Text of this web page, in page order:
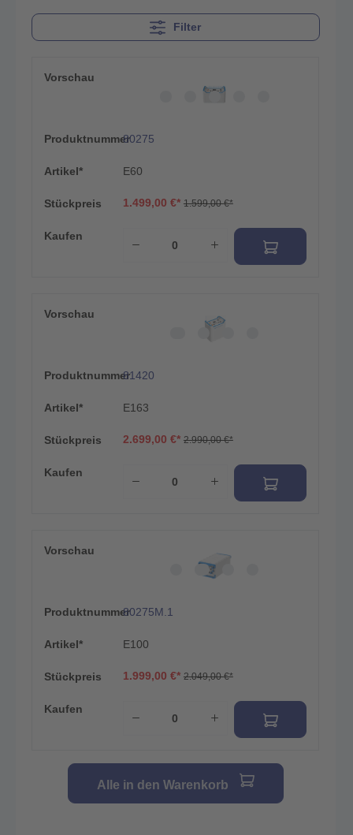
Filter
Vorschau
Produktnummer80275
Artikel* E60
Stückpreis 1.499,00 €* 1.599,00 €*
Kaufen
Vorschau
Produktnummer81420
Artikel* E163
Stückpreis 2.699,00 €* 2.990,00 €*
Kaufen
Vorschau
Produktnummer80275M.1
Artikel* E100
Stückpreis 1.999,00 €* 2.049,00 €*
Kaufen
Alle in den Warenkorb